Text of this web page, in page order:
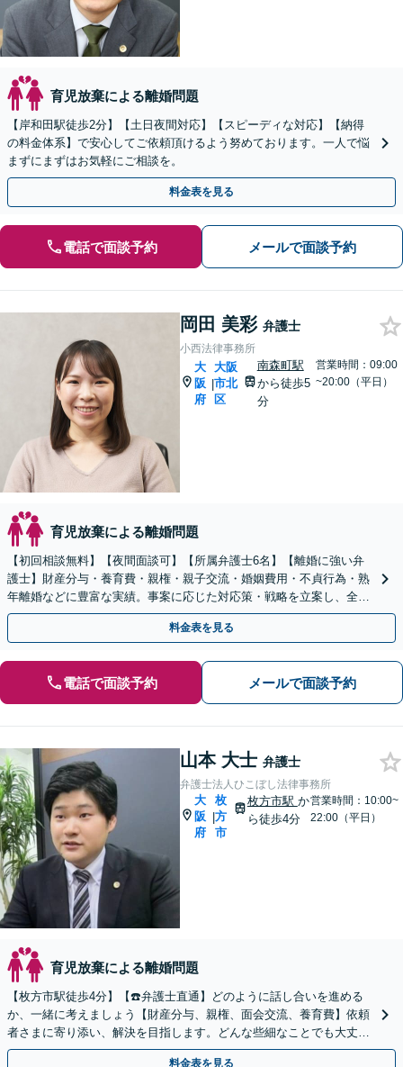
育児放棄による離婚問題
【岸和田駅徒歩2分】【土日夜間対応】【スピーディな対応】【納得
の料金体系】で安心してご依頼頂けるよう努めております。一人で悩
まずにまずはお気軽にご相談を。
料金表を見る
電話で面談予約 メールで面談予約
岡田 美彩 弁護士
小西法律事務所
大
阪
府
|
大阪
市北
区
南森町駅
から徒歩5
分
営業時間：09:00
~20:00（平日）
育児放棄による離婚問題
【初回相談無料】【夜間面談可】【所属弁護士6名】【離婚に強い弁
護士】財産分与・養育費・親権・親子交流・婚姻費用・不貞行為・熟
年離婚などに豊富な実績。事案に応じた対応策・戦略を立案し、全力
で闘います。明るい人生の再スタートを！
料金表を見る
電話で面談予約 メールで面談予約
山本 大士 弁護士
弁護士法人ひこぼし法律事務所
大
阪
府
|
枚
方
市
枚方市駅 か
ら徒歩4分
営業時間：10:00~
22:00（平日）
育児放棄による離婚問題
【枚方市駅徒歩4分】【☎️弁護士直通】どのように話し合いを進める
か、一緒に考えましょう【財産分与、親権、面会交流、養育費】依頼
者さまに寄り添い、解決を目指します。どんな些細なことでも大丈
夫！まずはお気軽にご相談ください【子連れ相談OK】
料金表を見る